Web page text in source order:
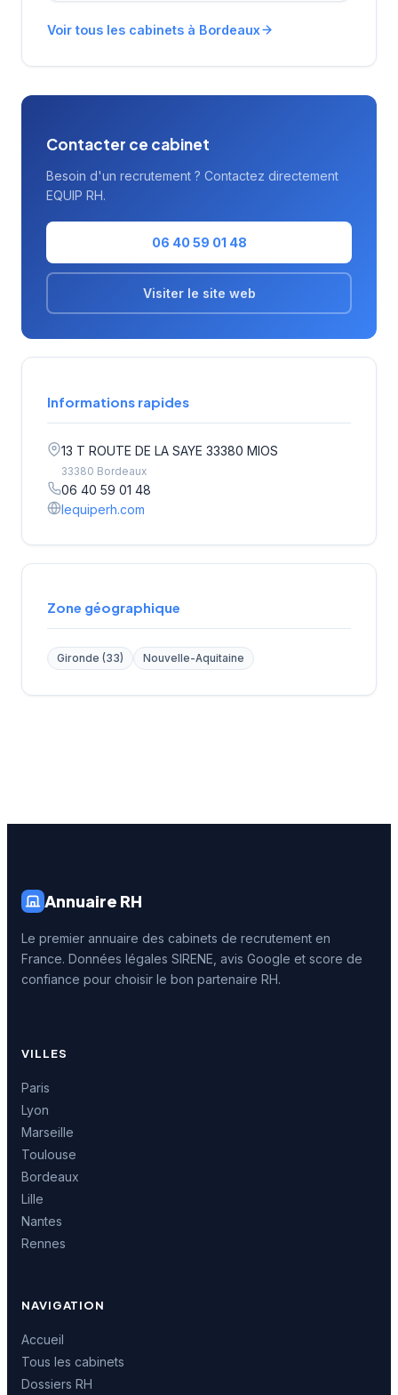
Voir tous les cabinets à Bordeaux
Contacter ce cabinet
Besoin d'un recrutement ? Contactez directement
EQUIP RH.
06 40 59 01 48
Visiter le site web
Informations rapides
13 T ROUTE DE LA SAYE 33380 MIOS
33380 Bordeaux
06 40 59 01 48
lequiperh.com
Zone géographique
Gironde (33) Nouvelle-Aquitaine
Annuaire RH
Le premier annuaire des cabinets de recrutement en
France. Données légales SIRENE, avis Google et score de
confiance pour choisir le bon partenaire RH.
VILLES
Paris
Lyon
Marseille
Toulouse
Bordeaux
Lille
Nantes
Rennes
NAVIGATION
Accueil
Tous les cabinets
Dossiers RH